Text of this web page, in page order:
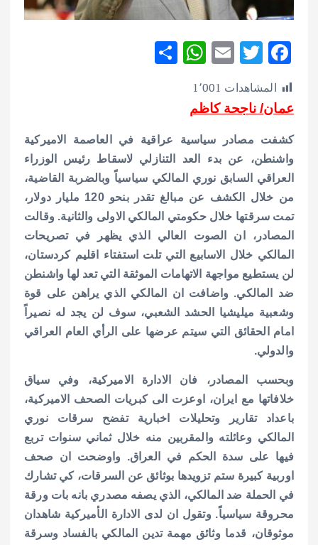
F
ac
e
b
o
o
k
T
w
it
te
r
E
m
ai
l
W
A
p
p
المشاهدات 1٬001
عمان/ ناجحة كاظم
كشفت مصادر سياسية عراقية في العاصمة الاميركية
واشنطن، عن بدء العد التنازلي لاسقاط رئيس الوزراء
العراقي السابق نوري المالكي سياسياً وبالضربة القاضية،
من خلال الكشف عن مبالغ تقدر بنحو 120 مليار دولار،
تمت سرقتها خلال حكومتي المالكي الاولى والثانية. وقالت
المصادر، ان الصوت العالي الذي يظهر في تصريحات
المالكي خلال الاسابيع التي تلت استفتاء اقليم كردستان،
لن يستطيع مواجهة الاتهامات الموثقة التي تعد لها واشنطن
ضد المالكي. واضافت ان المالكي الذي يراهن على قوة
وشعبية ميليشيا الحشد الشعبي، سوف لن يجد له نصيراً
امام الحقائق التي سيتم عرضها على الرأي العام العراقي
والدولي.
وبحسب المصادر، فان الادارة الاميركية، وفي سياق
خلافاتها مع ايران، اوعزت الى كبريات الصحف الاميركية،
باعداد تقارير وتحليلات اخبارية تفضح سرقات نوري
المالكي وعائلته والمقربين منه خلال ثماني سنوات تربع
فيها على سدة الحكم في العراق. واوضحت ان صحف
اوربية كبيرة ستم تزويدها بوثائق عن السرقات، كي تشارك
في الحملة ضد المالكي، الذي يصفه مصدري بانه بات ورقة
محروقة سياسياً. وتقول ان لدى الادارة الأميركية شاهدان
موثوقان، قدما وثائق مهمة تدين المالكي بالفساد وسرقة